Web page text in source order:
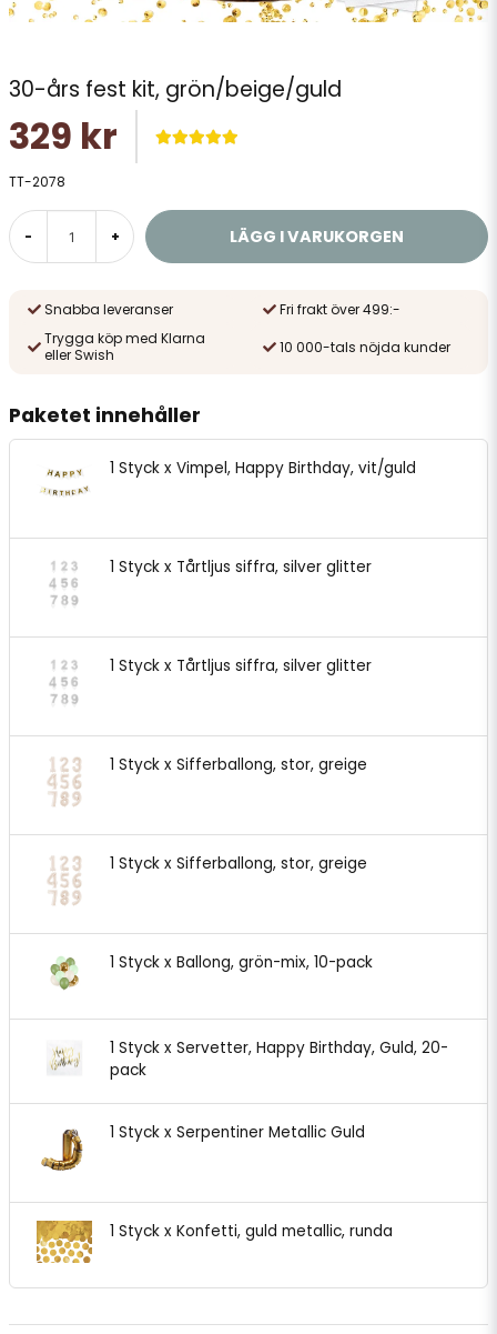
30-års fest kit, grön/beige/guld
329 kr
TT-2078
- + LÄGG I VARUKORGEN
Snabba leveranser
Fri frakt över 499:-
Trygga köp med Klarna
eller Swish
10 000-tals nöjda kunder
Paketet innehåller
1 Styck x Vimpel, Happy Birthday, vit/guld
1 Styck x Tårtljus siffra, silver glitter
1 Styck x Tårtljus siffra, silver glitter
1 Styck x Sifferballong, stor, greige
1 Styck x Sifferballong, stor, greige
1 Styck x Ballong, grön-mix, 10-pack
1 Styck x Servetter, Happy Birthday, Guld, 20-
pack
1 Styck x Serpentiner Metallic Guld
1 Styck x Konfetti, guld metallic, runda